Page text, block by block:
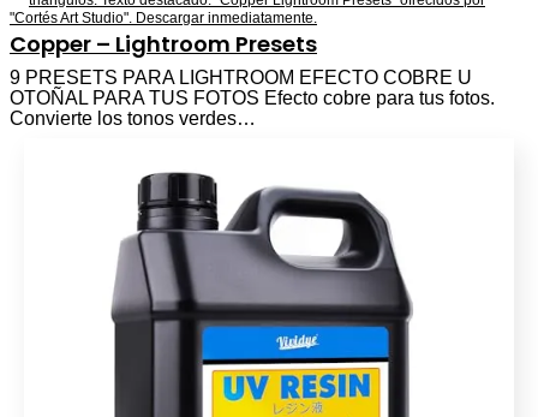
Copper – Lightroom Presets
9 PRESETS PARA LIGHTROOM EFECTO COBRE U
OTOÑAL PARA TUS FOTOS Efecto cobre para tus fotos.
Convierte los tonos verdes…